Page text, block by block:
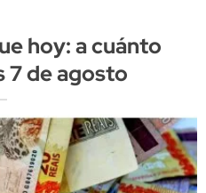
hoy: a cuánto
7 de agosto